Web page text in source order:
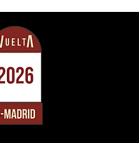
en solitario en
con Guardeño como
líder